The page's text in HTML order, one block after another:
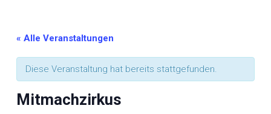
« Alle Veranstaltungen
Diese Veranstaltung hat bereits stattgefunden.
Mitmachzirkus